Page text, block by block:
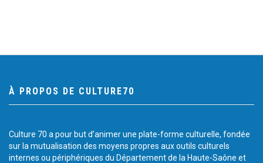
À PROPOS DE CULTURE70
Culture 70 a pour but d’animer une plate-forme culturelle, fondée
sur la mutualisation des moyens propres aux outils culturels
internes ou périphériques du Département de la Haute-Saône et